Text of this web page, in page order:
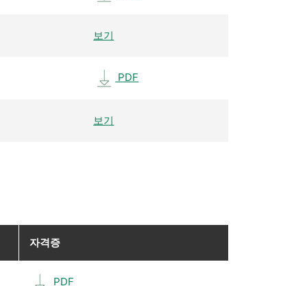
보기
PDF
보기
자격증
PDF